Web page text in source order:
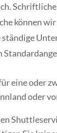
können
ständige
eine oder
oder